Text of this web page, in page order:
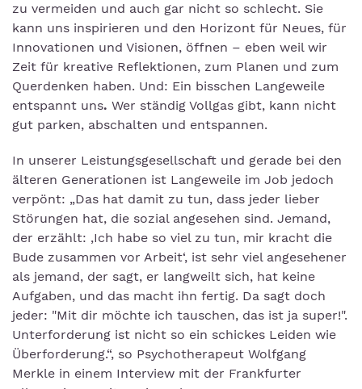
zu vermeiden und auch gar nicht so schlecht. Sie
kann uns inspirieren und den Horizont für Neues, für
Innovationen und Visionen, öffnen – eben weil wir
Zeit für kreative Reflektionen, zum Planen und zum
Querdenken haben. Und: Ein bisschen Langeweile
entspannt uns. Wer ständig Vollgas gibt, kann nicht
gut parken, abschalten und entspannen.
In unserer Leistungsgesellschaft und gerade bei den
älteren Generationen ist Langeweile im Job jedoch
verpönt: „Das hat damit zu tun, dass jeder lieber
Störungen hat, die sozial angesehen sind. Jemand,
der erzählt: ‚Ich habe so viel zu tun, mir kracht die
Bude zusammen vor Arbeit‘, ist sehr viel angesehener
als jemand, der sagt, er langweilt sich, hat keine
Aufgaben, und das macht ihn fertig. Da sagt doch
jeder: "Mit dir möchte ich tauschen, das ist ja super!".
Unterforderung ist nicht so ein schickes Leiden wie
Überforderung.“, so Psychotherapeut Wolfgang
Merkle in einem Interview mit der Frankfurter